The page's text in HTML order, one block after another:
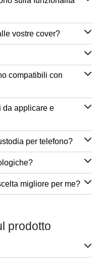
vostre cover?
compatibili con
da applicare e
per telefono?
migliore per me?
prodotto